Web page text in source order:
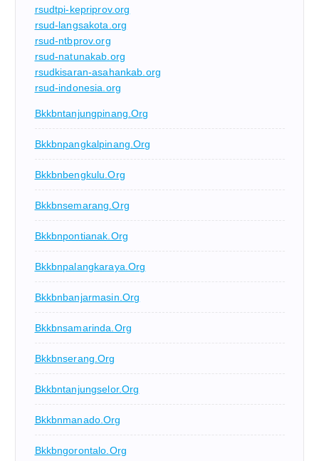
rsudtpi-kepriprov.org
rsud-langsakota.org
rsud-ntbprov.org
rsud-natunakab.org
rsudkisaran-asahankab.org
rsud-indonesia.org
Bkkbntanjungpinang.org
Bkkbnpangkalpinang.org
Bkkbnbengkulu.org
Bkkbnsemarang.org
Bkkbnpontianak.org
Bkkbnpalangkaraya.org
Bkkbnbanjarmasin.org
Bkkbnsamarinda.org
Bkkbnserang.org
Bkkbntanjungselor.org
Bkkbnmanado.org
Bkkbngorontalo.org